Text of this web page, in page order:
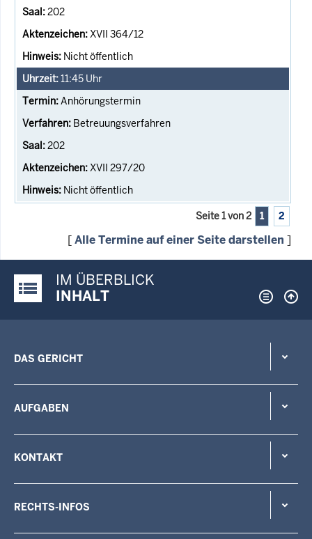
202
XVII 364/12
Nicht öffentlich
11:45 Uhr
Anhörungstermin
Betreuungsverfahren
202
XVII 297/20
Nicht öffentlich
Seite 1 von 2 1 2
[Alle Termine auf einer Seite darstellen ]
Justiz-Portal im Überblick:
IM ÜBERBLICK
INHALT
DAS GERICHT
AUFGABEN
KONTAKT
RECHTS-INFOS